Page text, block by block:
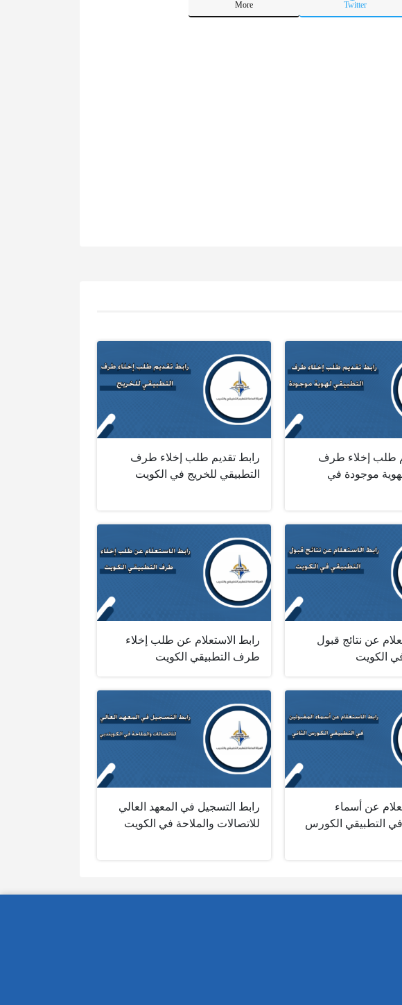
Twitter
More
طلب إخلاء طرف
موجودة في
رابط تقديم طلب إخلاء طرف
التطبيقي للخريج في الكويت
عن نتائج قبول
الكويت
رابط الاستعلام عن طلب إخلاء
طرف التطبيقي الكويت
عن أسماء
في التطبيقي الكورس
رابط التسجيل في المعهد العالي
للاتصالات والملاحة في الكويت